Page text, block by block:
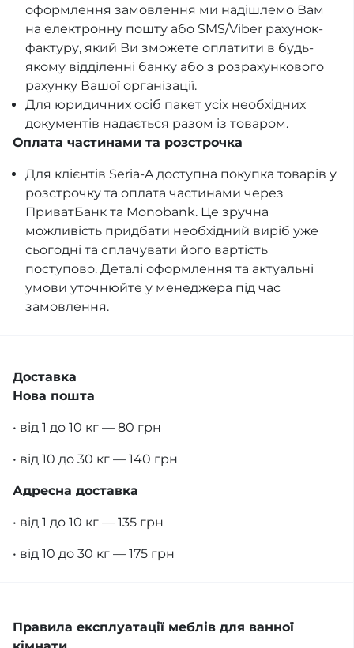
оформлення замовлення ми надішлемо Вам
на електронну пошту або SMS/Viber рахунок-
фактуру, який Ви зможете оплатити в будь-
якому відділенні банку або з розрахункового
рахунку Вашої організації.
Для юридичних осіб пакет усіх необхідних
документів надається разом із товаром.
Оплата частинами та розстрочка
Для клієнтів Seria-A доступна покупка товарів у
розстрочку та оплата частинами через
ПриватБанк та Monobank. Це зручна
можливість придбати необхідний виріб уже
сьогодні та сплачувати його вартість
поступово. Деталі оформлення та актуальні
умови уточнюйте у менеджера під час
замовлення.
Доставка
Нова пошта
• від 1 до 10 кг — 80 грн
• від 10 до 30 кг — 140 грн
Адресна доставка
• від 1 до 10 кг — 135 грн
• від 10 до 30 кг — 175 грн
Правила експлуатації меблів для ванної